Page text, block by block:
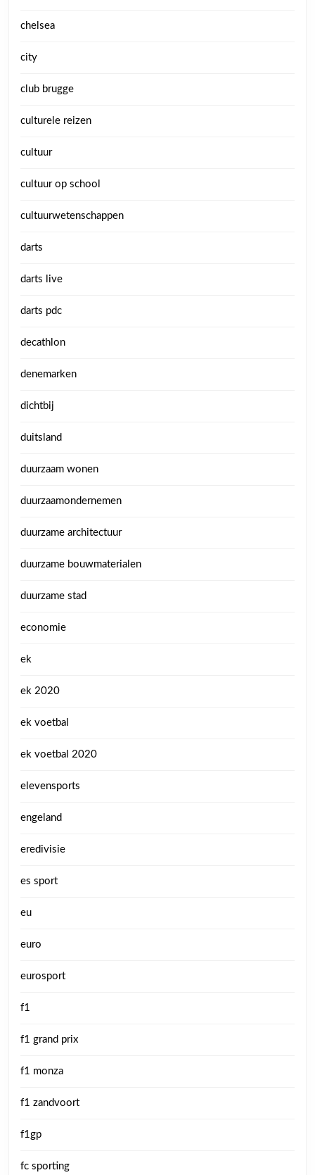
chelsea
city
club brugge
culturele reizen
cultuur
cultuur op school
cultuurwetenschappen
darts
darts live
darts pdc
decathlon
denemarken
dichtbij
duitsland
duurzaam wonen
duurzaamondernemen
duurzame architectuur
duurzame bouwmaterialen
duurzame stad
economie
ek
ek 2020
ek voetbal
ek voetbal 2020
elevensports
engeland
eredivisie
es sport
eu
euro
eurosport
f1
f1 grand prix
f1 monza
f1 zandvoort
f1gp
fc sporting